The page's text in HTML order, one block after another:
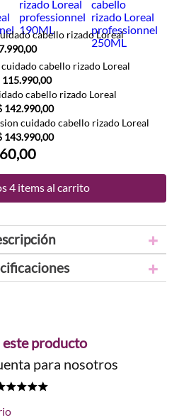
cabello rizado Loreal
cabello rizado Loreal
115.990,00
cabello rizado Loreal
142.990,00
cuidado cabello rizado Loreal
143.990,00
4 items al carrito
este producto
para nosotros